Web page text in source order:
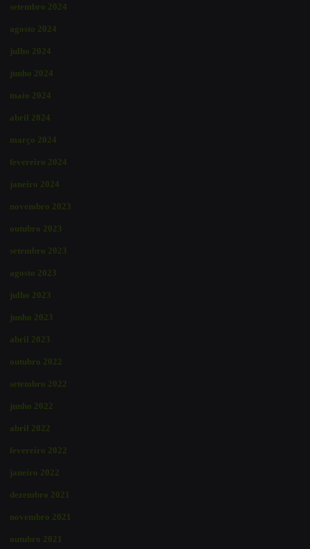
setembro 2024
agosto 2024
julho 2024
junho 2024
maio 2024
abril 2024
março 2024
fevereiro 2024
janeiro 2024
novembro 2023
outubro 2023
setembro 2023
agosto 2023
julho 2023
junho 2023
abril 2023
outubro 2022
setembro 2022
junho 2022
abril 2022
fevereiro 2022
janeiro 2022
dezembro 2021
novembro 2021
outubro 2021